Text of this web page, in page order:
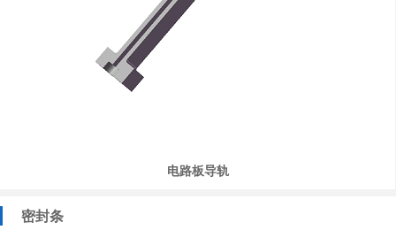
电路板导轨
密封条